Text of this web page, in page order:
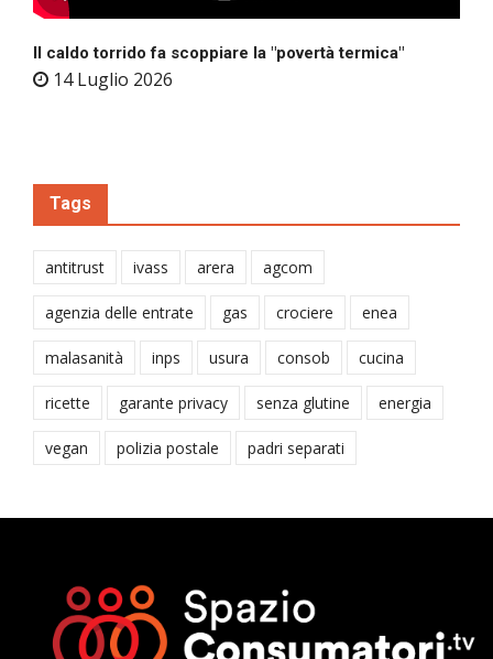
Il caldo torrido fa scoppiare la "povertà termica"
14 Luglio 2026
Tags
antitrust ivass arera agcom
agenzia delle entrate gas crociere enea
malasanità inps usura consob cucina
ricette garante privacy senza glutine energia
vegan polizia postale padri separati